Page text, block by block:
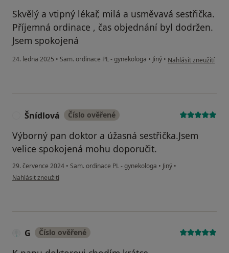
Skvělý a vtipný lékař, milá a usměvavá sestřička.
Příjemná ordinace , čas objednání byl dodržen.
Jsem spokojená
24. ledna 2025 • Sam. ordinace PL - gynekologa • Jiný • podle názoru
Nahlásit zneužití
Šnídlová Číslo ověřené
Výborný pan doktor a úžasná sestřička.Jsem
velice spokojená mohu doporučit.
29. července 2024 • Sam. ordinace PL - gynekologa • Jiný •
podle názoru uživatele Šnídlová
Nahlásit zneužití
G Číslo ověřené